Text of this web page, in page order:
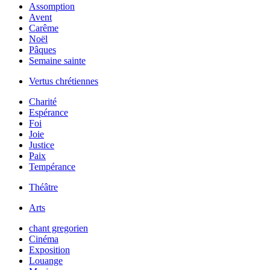
Assomption
Avent
Carême
Noël
Pâques
Semaine sainte
Vertus chrétiennes
Charité
Espérance
Foi
Joie
Justice
Paix
Tempérance
Théâtre
Arts
chant gregorien
Cinéma
Exposition
Louange